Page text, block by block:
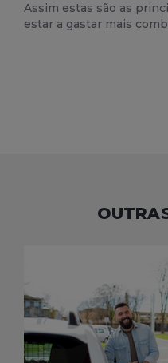
Assim estas são as
estar a gastar mais